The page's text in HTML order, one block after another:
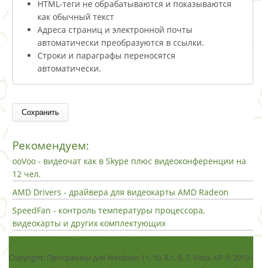
HTML-теги не обрабатываются и показываются
как обычный текст
Адреса страниц и электронной почты
автоматически преобразуются в ссылки.
Строки и параграфы переносятся
автоматически.
Рекомендуем:
ooVoo - видеочат как в Skype плюс видеоконференции на
12 чел.
AMD Drivers - драйвера для видеокарты AMD Radeon
SpeedFan - контроль температуры процессора,
видеокарты и других комплектующих
Copyright: Программы для Windows 11, 10, 8.1, 8, 7, Vista, ХР © 2013 -